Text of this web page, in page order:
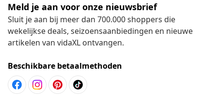
Meld je aan voor onze nieuwsbrief
Sluit je aan bij meer dan 700.000 shoppers die
wekelijkse deals, seizoensaanbiedingen en nieuwe
artikelen van vidaXL ontvangen.
Beschikbare betaalmethoden